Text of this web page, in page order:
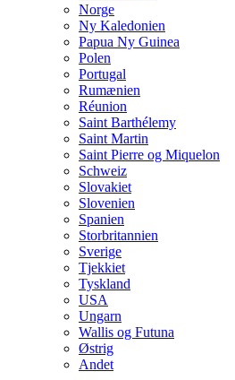
Norge
Ny Kaledonien
Papua Ny Guinea
Polen
Portugal
Rumænien
Réunion
Saint Barthélemy
Saint Martin
Saint Pierre og Miquelon
Schweiz
Slovakiet
Slovenien
Spanien
Storbritannien
Sverige
Tjekkiet
Tyskland
USA
Ungarn
Wallis og Futuna
Østrig
Andet